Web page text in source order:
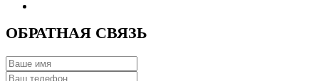
ОБРАТНАЯ СВЯЗЬ